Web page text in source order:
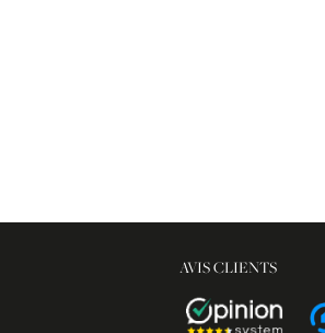
AVIS CLIENTS